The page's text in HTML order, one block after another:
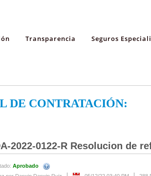
Transparencia Seguros
DE CONTRATACIÓN:
2022-0122-R Resolucion de
Aprobado